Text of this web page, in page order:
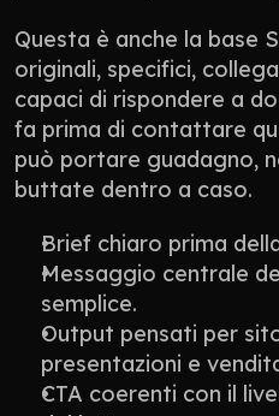
Questa è anche la base
originali, specifici,
capaci di rispondere a
fa prima di contattare
può portare guadagno,
buttate dentro a caso.
Brief chiaro prima
Messaggio centrale
semplice.
Output pensati per
presentazioni e
CTA coerenti con il